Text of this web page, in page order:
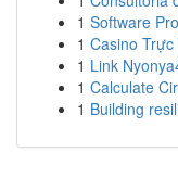
1 Software
1 Casino
1 Link
1 Calculate
1 Building